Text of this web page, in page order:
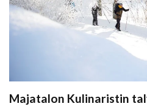
Majatalon Kulinaristin